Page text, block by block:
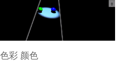
彩 颜色